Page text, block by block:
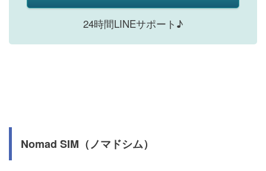
24時間LINEサポート♪
Nomad SIM（ノマドシム）